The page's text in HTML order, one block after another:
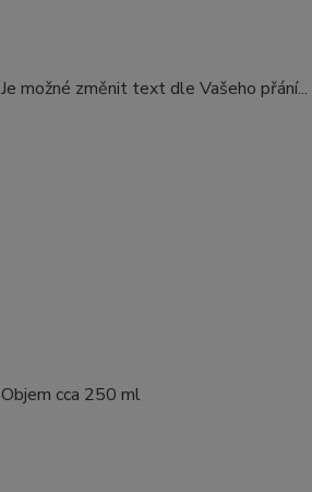
Je možné změnit text dle Vašeho přání...
Objem cca 250 ml